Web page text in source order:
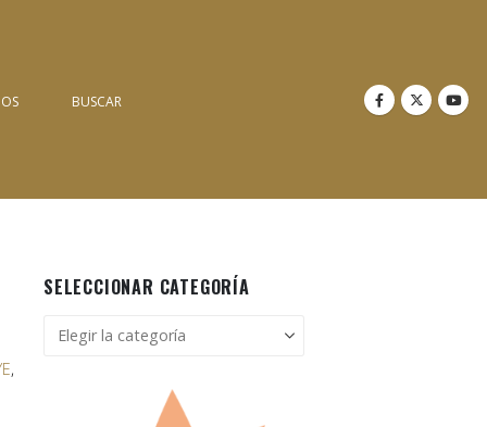
BUSCAR
,
SELECCIONAR CATEGORÍA
Seleccionar
categoría